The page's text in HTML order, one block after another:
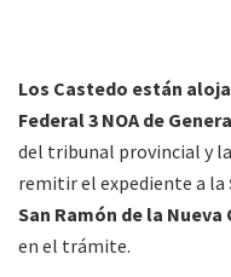
Los Castedo están
Federal 3 NOA de
del tribunal provincial y la
remitir el expediente a la
San Ramón de la Nueva
en el trámite.